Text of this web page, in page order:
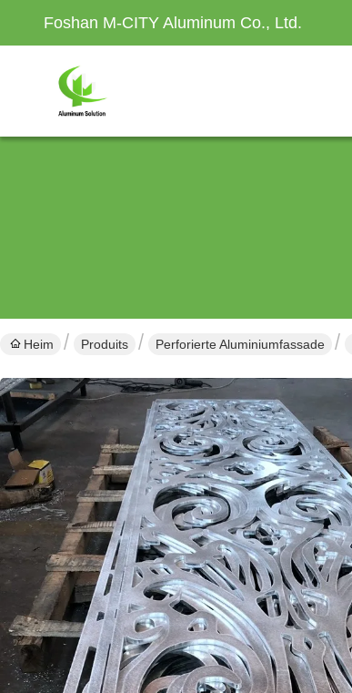
Foshan M-CITY Aluminum Co., Ltd.
Heim Produits Perforierte Aluminiumfassade